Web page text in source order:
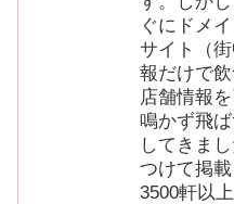
ぐにドメ
サイト（
報だけで
店舗情報
鳴かず飛
してきま
つけて掲
3500軒以